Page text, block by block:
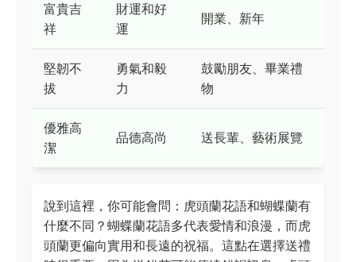
富貴吉
祥
財運和好
運
開業、新年
堅韌不
拔
勇氣和毅
力
鼓勵朋友、畢業禮
物
優雅高
潔
品德高尚 送長輩、藝術展覽
說到這裡，你可能會問：虎頭蘭花語和蝴蝶蘭有
什麼不同？蝴蝶蘭花語多代表愛情和浪漫，而虎
頭蘭更偏向實用和長遠的祝福。這點在選擇送禮